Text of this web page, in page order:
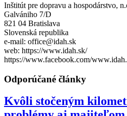
Inštitút pre dopravu a hospodárstvo,
Galvániho 7/D
821 04 Bratislava
Slovenská republika
e-mail: office@idah.sk
web: https://www.idah.sk/
https://www.facebook.com/
Odporúčané články
Kvôli stočeným